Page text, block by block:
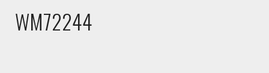
WM72244